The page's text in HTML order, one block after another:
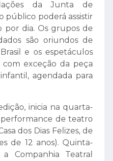
da Junta de
público poderá assistir
dia. Os grupos de
são oriundos de
e os espetáculos
com exceção da peça
agendada para
inicia na quarta-
de teatro
dos Dias Felizes, de
de 12 anos). Quinta-
Companhia Teatral